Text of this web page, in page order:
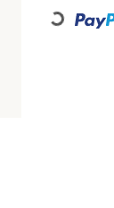
Loading...